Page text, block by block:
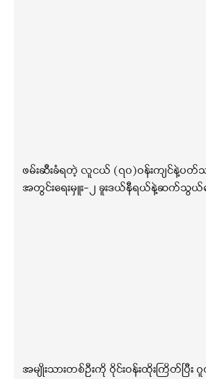
ဖမ်းဆီးခံရတဲ့ လူငယ် (၇၀)ဝန်းကျင်နဲ့ပတ်သ
အတွင်းရေးမှူး-၂ ခူးဒယ်နီရယ်နဲ့ဆက်သွယ်မေ
အမျိုးသားတစ်ဦးကို ဝိုင်းဝန်းထိုးကြိတ်ပြီး